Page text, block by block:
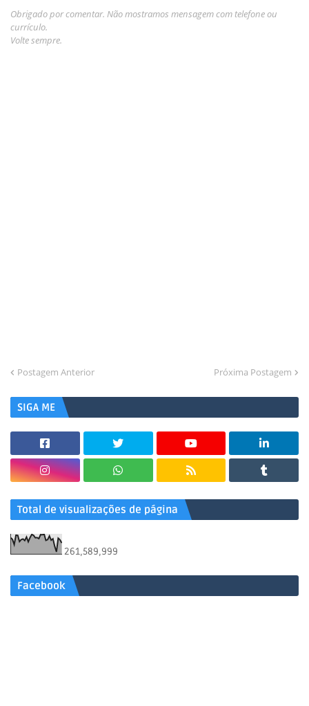
Obrigado por comentar. Não mostramos mensagem com telefone ou
currículo.
Volte sempre.
Postagem Anterior Próxima Postagem
SIGA ME
Total de visualizações de página
261,589,999
Facebook